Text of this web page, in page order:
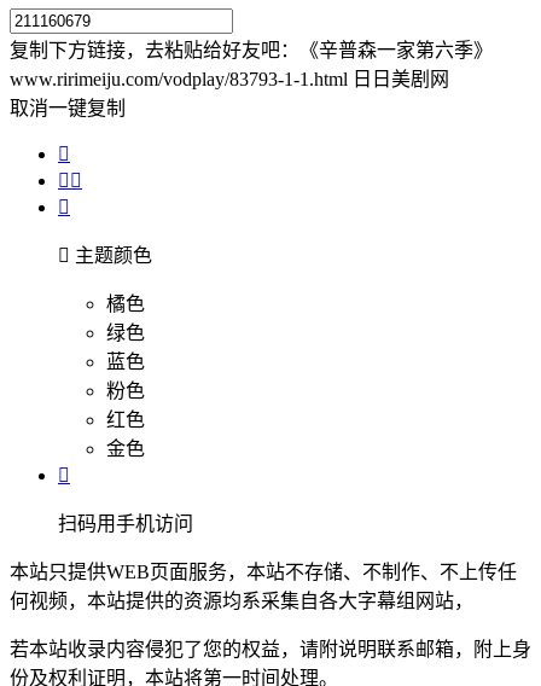
复制下方链接，去粘贴给好友吧：
《辛普森一家第六季》
www.ririmeiju.com/vodplay/83793-1-1.html 日日美剧网
取消一键复制

 

 主题颜色
橘色
绿色
蓝色
粉色
红色
金色

扫码用手机访问
本站只提供WEB页面服务，本站不存储、不制作、不上传任
何视频，本站提供的资源均系采集自各大字幕组网站，
若本站收录内容侵犯了您的权益，请附说明联系邮箱，附上身
份及权利证明，本站将第一时间处理。